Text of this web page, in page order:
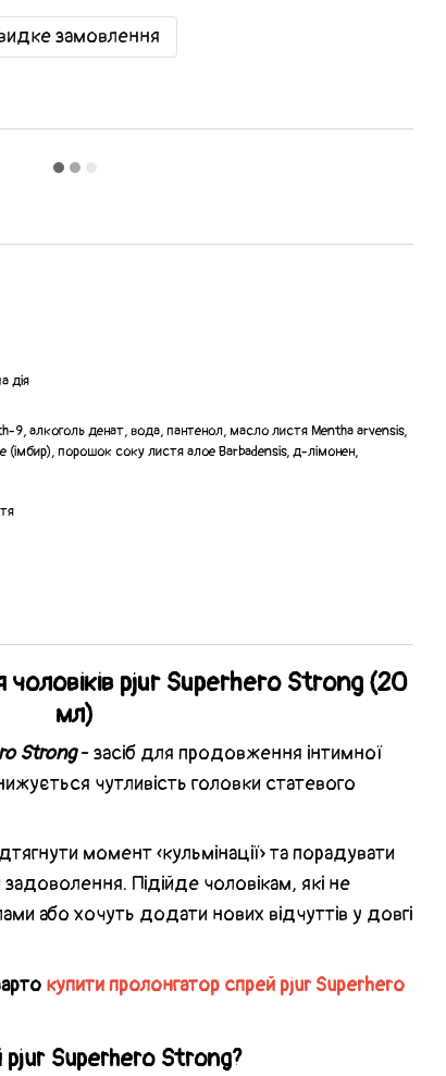
замовлення
дія
9, алкоголь денат, вода, пантенол, масло листя Mentha arvensis,
(імбир), порошок соку листя алое Barbadensis, д-лімонен,
pjur Superhero Strong (20
мл)
Strong- засіб для продовження інтимної
чутливість головки статевого
момент «кульмінації» та порадувати
Підійде чоловікам, які не
або хочуть додати нових відчуттів у довгі
купити пролонгатор спрей pjur Superhero
pjur Superhero Strong?